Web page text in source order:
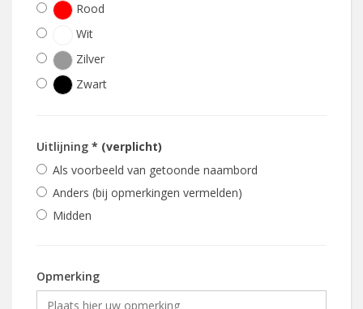
Rood
Wit
Zilver
Zwart
Uitlijning * (verplicht)
Als voorbeeld van getoonde naambord
Anders (bij opmerkingen vermelden)
Midden
Opmerking